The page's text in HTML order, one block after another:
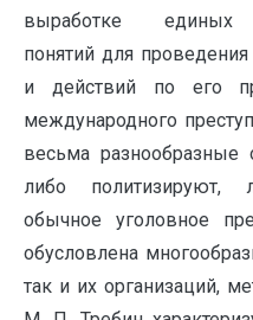
выработке единых
понятий для
и действий по его
международного
весьма
либо политизируют,
обычное уголовное
обусловлена
так и их организаций,